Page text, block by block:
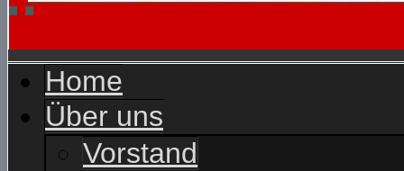
Home
Über uns
Vorstand